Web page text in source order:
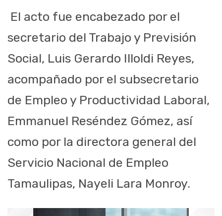
El acto fue encabezado por el
secretario del Trabajo y Previsión
Social, Luis Gerardo Illoldi Reyes,
acompañado por el subsecretario
de Empleo y Productividad Laboral,
Emmanuel Reséndez Gómez, así
como por la directora general del
Servicio Nacional de Empleo
Tamaulipas, Nayeli Lara Monroy.